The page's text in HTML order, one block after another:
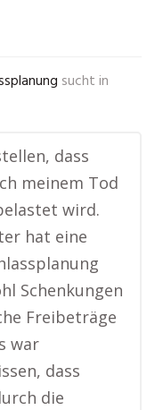
sucht in
dass
meinem Tod
wird.
hat eine
Schenkungen
Freibeträge
war
dass
die